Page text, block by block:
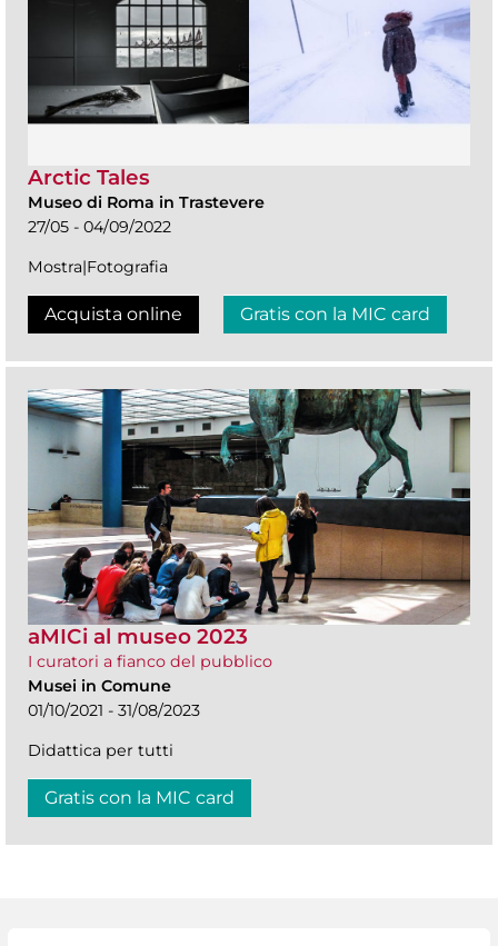
Arctic Tales
Museo di Roma in Trastevere
27/05 - 04/09/2022
Mostra|Fotografia
Acquista online Gratis con la MIC card
aMICi al museo 2023
I curatori a fianco del pubblico
Musei in Comune
01/10/2021 - 31/08/2023
Didattica per tutti
Gratis con la MIC card